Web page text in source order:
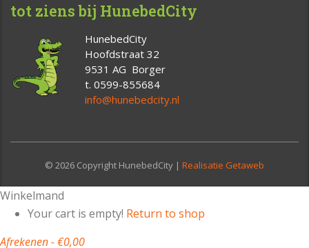
tot ziens bij HunebedCity
HunebedCity
Hoofdstraat 32
9531 AG Borger
t. 0599-855684
info@hunebedcity.nl
© 2026 Copyright HunebedCity | Realisatie Getaweb
Winkelmand
Your cart is empty! Return to shop
Afrekenen-€0,00